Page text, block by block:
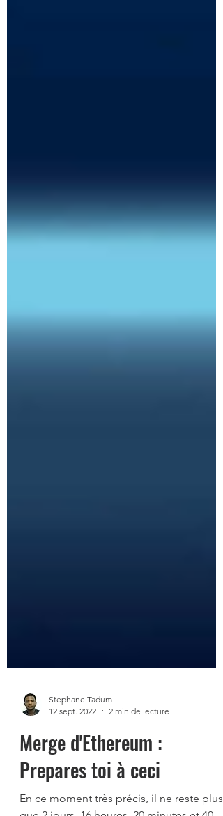
12 sept. 2022
2 min de lecture
Merge d'Ethereum :
Prepares toi à ceci